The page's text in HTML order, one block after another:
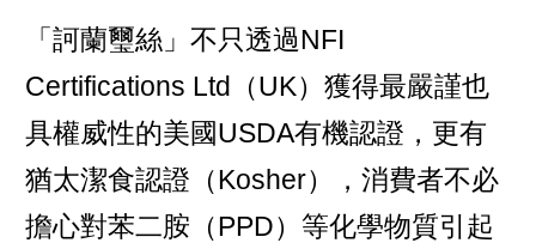
「訶蘭璽絲」不只透過NFI
Certifications Ltd（UK）獲得最嚴謹也
具權威性的美國USDA有機認證，更有
猶太潔食認證（Kosher），消費者不必
擔心對苯二胺（PPD）等化學物質引起